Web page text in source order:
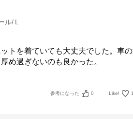
ル/Ｌ
トを着ていても大丈夫でした。車
め過ぎないのも良かった。
参考になった 0 Like! 1